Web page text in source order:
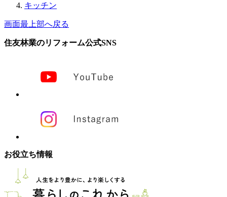
キッチン
画面最上部へ戻る
住友林業のリフォーム公式SNS
お役立ち情報